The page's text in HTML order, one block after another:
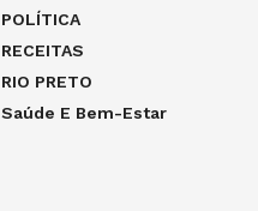
POLÍTICA
RECEITAS
RIO PRETO
Saúde E Bem-Estar